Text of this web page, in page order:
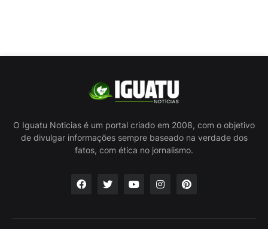
O Iguatu Noticias é um portal criado em 2008, com o objetivo
de divulgar informações sempre baseado na verdade dos
fatos, com ética no jornalismo.